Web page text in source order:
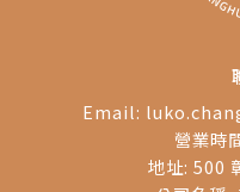
Email:
營業時
地址: 500